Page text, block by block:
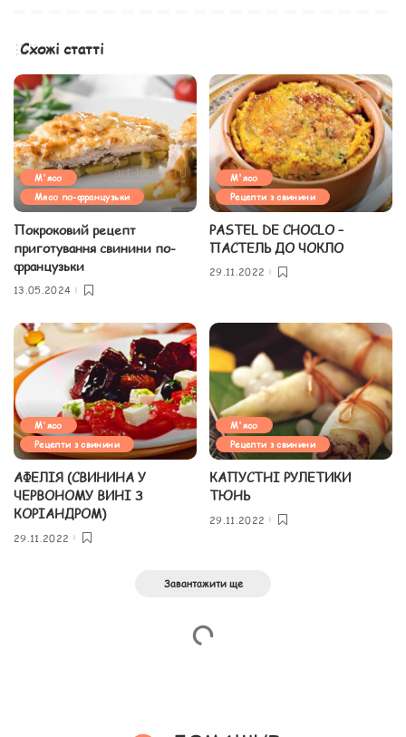
Схожі статті
М'ясо
Мясо по-французьки
Покроковий рецепт
приготування свинини по-
французьки
13.05.2024
М'ясо
Рецепти з свинини
PASTEL DE CHOCLO –
ПАСТЕЛЬ ДО ЧОКЛО
29.11.2022
М'ясо
Рецепти з свинини
АФЕЛІЯ (СВИНИНА У
ЧЕРВОНОМУ ВИНІ З
КОРІАНДРОМ)
29.11.2022
М'ясо
Рецепти з свинини
КАПУСТНІ РУЛЕТИКИ
ТЮНЬ
29.11.2022
Завантажити ще